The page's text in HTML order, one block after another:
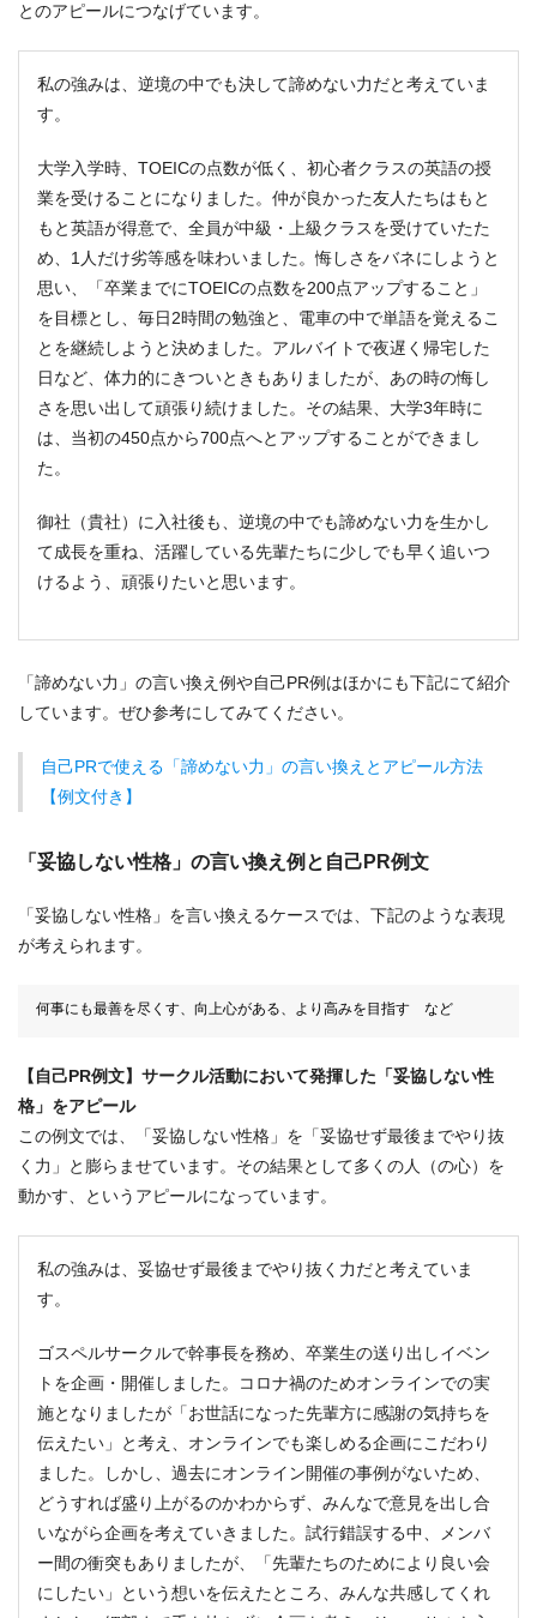
とのアピールにつなげています。
私の強みは、逆境の中でも決して諦めない力だと考えていま
す。
大学入学時、TOEICの点数が低く、初心者クラスの英語の授
業を受けることになりました。仲が良かった友人たちはもと
もと英語が得意で、全員が中級・上級クラスを受けていたた
め、1人だけ劣等感を味わいました。悔しさをバネにしようと
思い、「卒業までにTOEICの点数を200点アップすること」
を目標とし、毎日2時間の勉強と、電車の中で単語を覚えるこ
とを継続しようと決めました。アルバイトで夜遅く帰宅した
日など、体力的にきついときもありましたが、あの時の悔し
さを思い出して頑張り続けました。その結果、大学3年時に
は、当初の450点から700点へとアップすることができまし
た。
御社（貴社）に入社後も、逆境の中でも諦めない力を生かし
て成長を重ね、活躍している先輩たちに少しでも早く追いつ
けるよう、頑張りたいと思います。
「諦めない力」の言い換え例や自己PR例はほかにも下記にて紹介
しています。ぜひ参考にしてみてください。
自己PRで使える「諦めない力」の言い換えとアピール方法
【例文付き】
「妥協しない性格」の言い換え例と自己PR例文
「妥協しない性格」を言い換えるケースでは、下記のような表現
が考えられます。
何事にも最善を尽くす、向上心がある、より高みを目指す など
【自己PR例文】サークル活動において発揮した「妥協しない性
格」をアピール
この例文では、「妥協しない性格」を「妥協せず最後までやり抜
く力」と膨らませています。その結果として多くの人（の心）を
動かす、というアピールになっています。
私の強みは、妥協せず最後までやり抜く力だと考えていま
す。
ゴスペルサークルで幹事長を務め、卒業生の送り出しイベン
トを企画・開催しました。コロナ禍のためオンラインでの実
施となりましたが「お世話になった先輩方に感謝の気持ちを
伝えたい」と考え、オンラインでも楽しめる企画にこだわり
ました。しかし、過去にオンライン開催の事例がないため、
どうすれば盛り上がるのかわからず、みんなで意見を出し合
いながら企画を考えていきました。試行錯誤する中、メンバ
ー間の衝突もありましたが、「先輩たちのためにより良い会
にしたい」という想いを伝えたところ、みんな共感してくれ